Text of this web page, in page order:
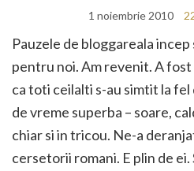
1 noiembrie 2010
Pauzele de bloggareala
pentru noi. Am revenit. A
ca toti ceilalti s-au simtit la
de vreme superba – soare,
chiar si in tricou. Ne-a
cersetorii romani. E plin de ei.